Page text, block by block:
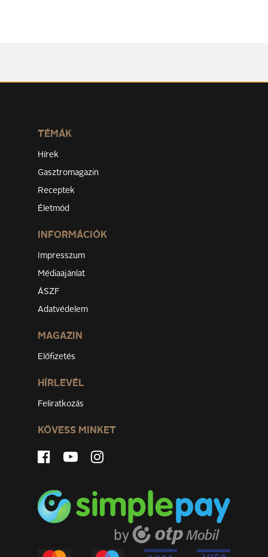
TÉMÁK
Hírek
Gasztromagazin
Receptek
Életmód
INFORMÁCIÓK
Impresszum
Médiaajánlat
ÁSZF
Adatvédelem
MAGAZIN
Előfizetés
HÍRLEVÉL
Feliratkozás
KÖVESS MINKET